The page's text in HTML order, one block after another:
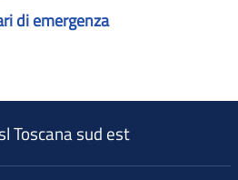
di emergenza
Toscana sud est